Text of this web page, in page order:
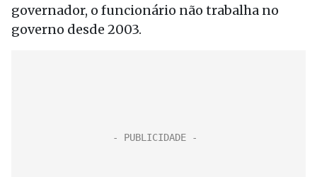
governador, o funcionário não trabalha no
governo desde 2003.